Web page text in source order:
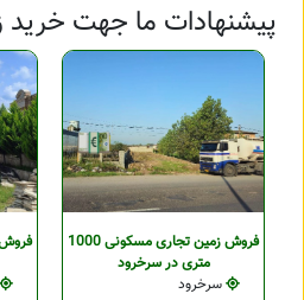
پیشنهادات ما جهت
فروش زمین تجاری مسکونی 1000
متری در سرخرود
سرخرود